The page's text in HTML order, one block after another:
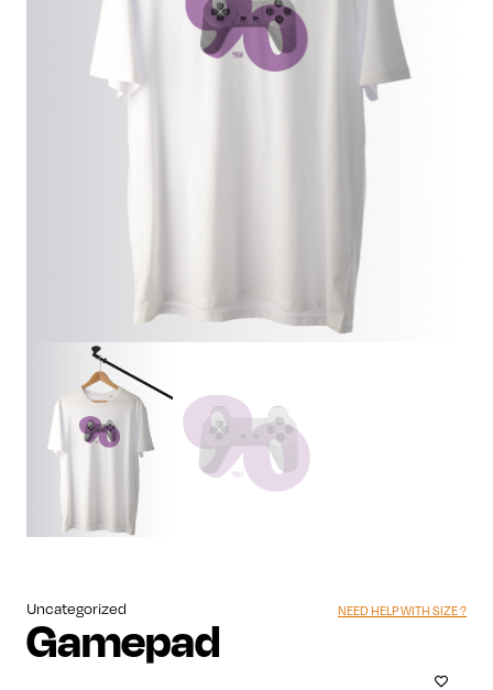
Uncategorized
Gamepad
NEED HELP WITH SIZE ?